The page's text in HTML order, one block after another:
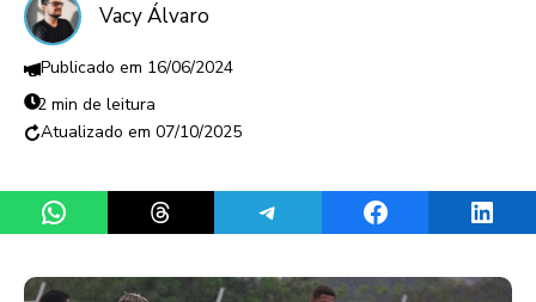
Vacy Álvaro
16/06/2024
2 min de leitura
07/10/2025
Share on WhatsAppShare on ThreadsShare on TelegramShare on Facebook